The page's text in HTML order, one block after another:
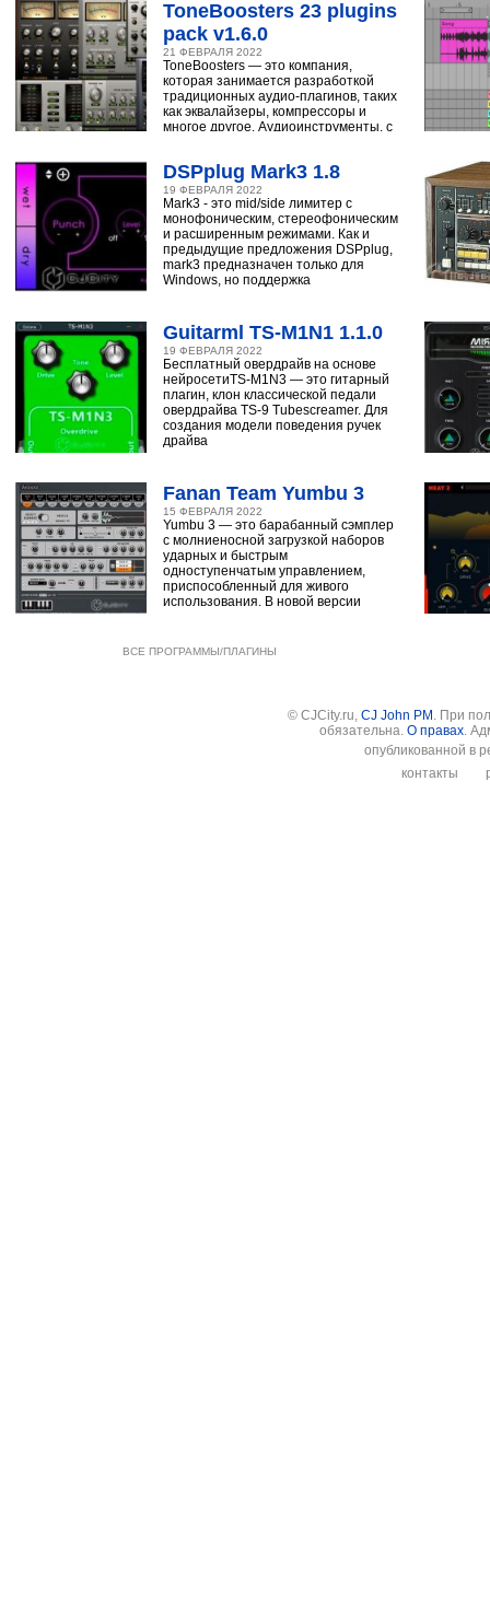
ToneBoosters 23 plugins
pack v1.6.0
21 ФЕВРАЛЯ 2022
ToneBoosters — это компания,
которая занимается разработкой
традиционных аудио-плагинов, таких
как эквалайзеры, компрессоры и
многое другое. Аудиоинструменты, с
DSPplug Mark3 1.8
19 ФЕВРАЛЯ 2022
Mark3 - это mid/side лимитер с
монофоническим, стереофоническим
и расширенным режимами. Как и
предыдущие предложения DSPplug,
mark3 предназначен только для
Windows, но поддержка
Guitarml TS-M1N1 1.1.0
19 ФЕВРАЛЯ 2022
Бесплатный овердрайв на основе
нейросетиTS-M1N3 — это гитарный
плагин, клон классической педали
овердрайва TS-9 Tubescreamer. Для
создания модели поведения ручек
драйва
Fanan Team Yumbu 3
15 ФЕВРАЛЯ 2022
Yumbu 3 — это барабанный сэмплер
с молниеносной загрузкой наборов
ударных и быстрым
одноступенчатым управлением,
приспособленный для живого
использования. В новой версии
ВСЕ ПРОГРАММЫ/ПЛАГИНЫ
© CJCity.ru, CJ John PM . При
обязательна. О правах.
опубликованной в
контакты